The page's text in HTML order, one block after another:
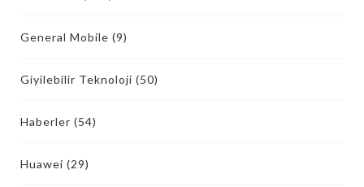
General Mobile (9)
Giyilebilir Teknoloji (50)
Haberler (54)
Huawei (29)